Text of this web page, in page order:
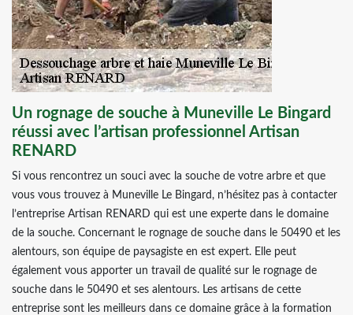
Un rognage de souche à Muneville Le Bingard
réussi avec l’artisan professionnel Artisan
RENARD
Si vous rencontrez un souci avec la souche de votre arbre et que
vous vous trouvez à Muneville Le Bingard, n’hésitez pas à contacter
l’entreprise Artisan RENARD qui est une experte dans le domaine
de la souche. Concernant le rognage de souche dans le 50490 et les
alentours, son équipe de paysagiste en est expert. Elle peut
également vous apporter un travail de qualité sur le rognage de
souche dans le 50490 et ses alentours. Les artisans de cette
entreprise sont les meilleurs dans ce domaine grâce à la formation